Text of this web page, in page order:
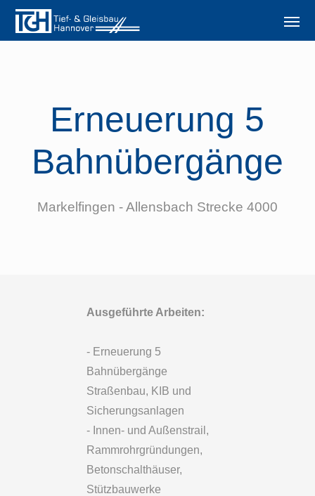
Erneuerung 5
Bahnübergänge
Markelfingen - Allensbach Strecke 4000
Ausgeführte Arbeiten:
- Erneuerung 5
Bahnübergänge
Straßenbau, KIB und
Sicherungsanlagen
- Innen- und Außenstrail,
Rammrohrgründungen,
Betonschalthäuser,
Stützbauwerke